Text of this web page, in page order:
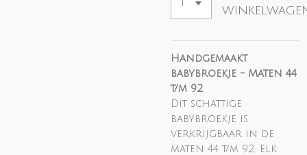
Handgemaakt
babybroekje - Maten 44
t/m 92
Dit schattige
babybroekje is
verkrijgbaar in de
maten 44 t/m 92. Elk